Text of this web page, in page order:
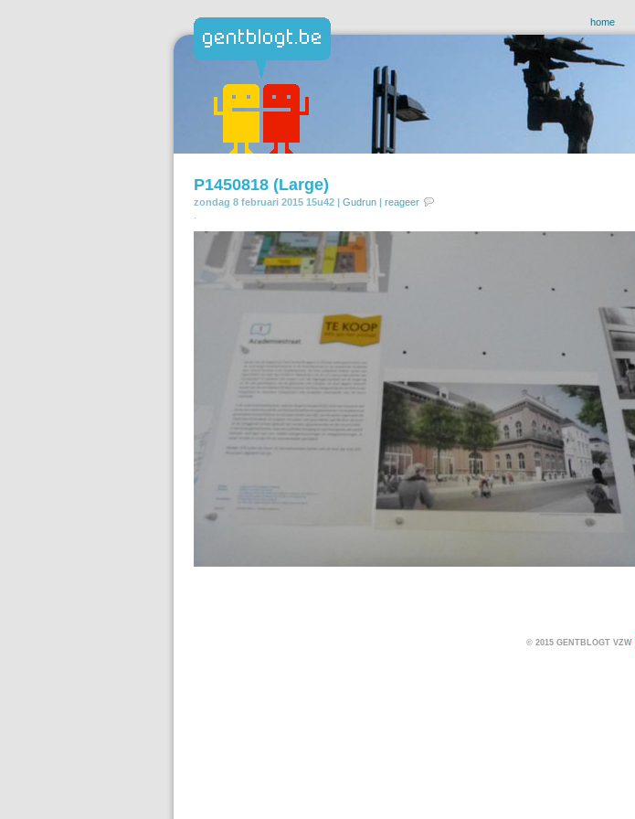
home
P1450818 (Large)
zondag 8 februari 2015 15u42 | Gudrun | reageer
© 2015 GENTBLOGT VZW